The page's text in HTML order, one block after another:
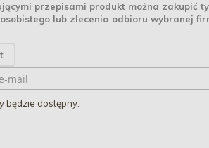
przepisami produkt można zakupić
lub zlecenia odbioru wybranej
będzie dostępny.